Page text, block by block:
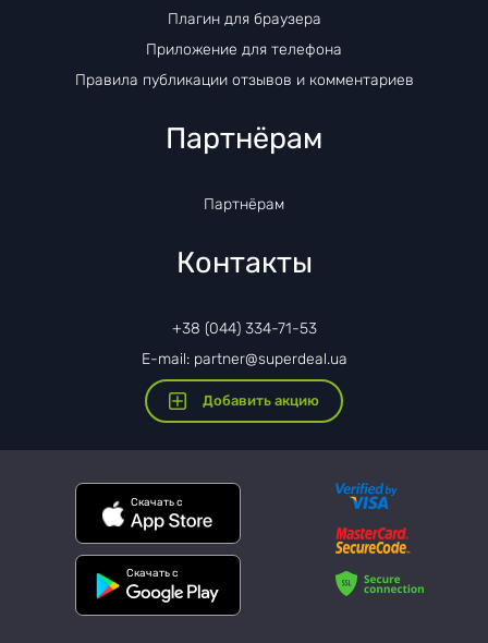
Плагин для браузера
Приложение для телефона
Правила публикации отзывов и комментариев
Партнёрам
Партнёрам
Контакты
+38 (044) 334-71-53
E-mail: partner@superdeal.ua
Добавить акцию
Скачать с
Скачать с